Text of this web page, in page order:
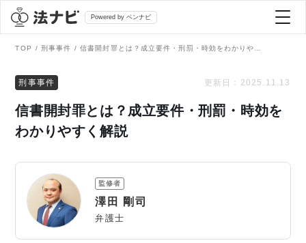
Powered by ベンナビ
全て
刑事事件
債務整理
弁護士を探す
AI Search Premium
TOP 刑事事件
刑事事件 更新日： 2025.11.13
信書開封罪とは？成立要件・刑罰・時効を
わかりやすく解説
監修者
澤田 剛司
弁護士